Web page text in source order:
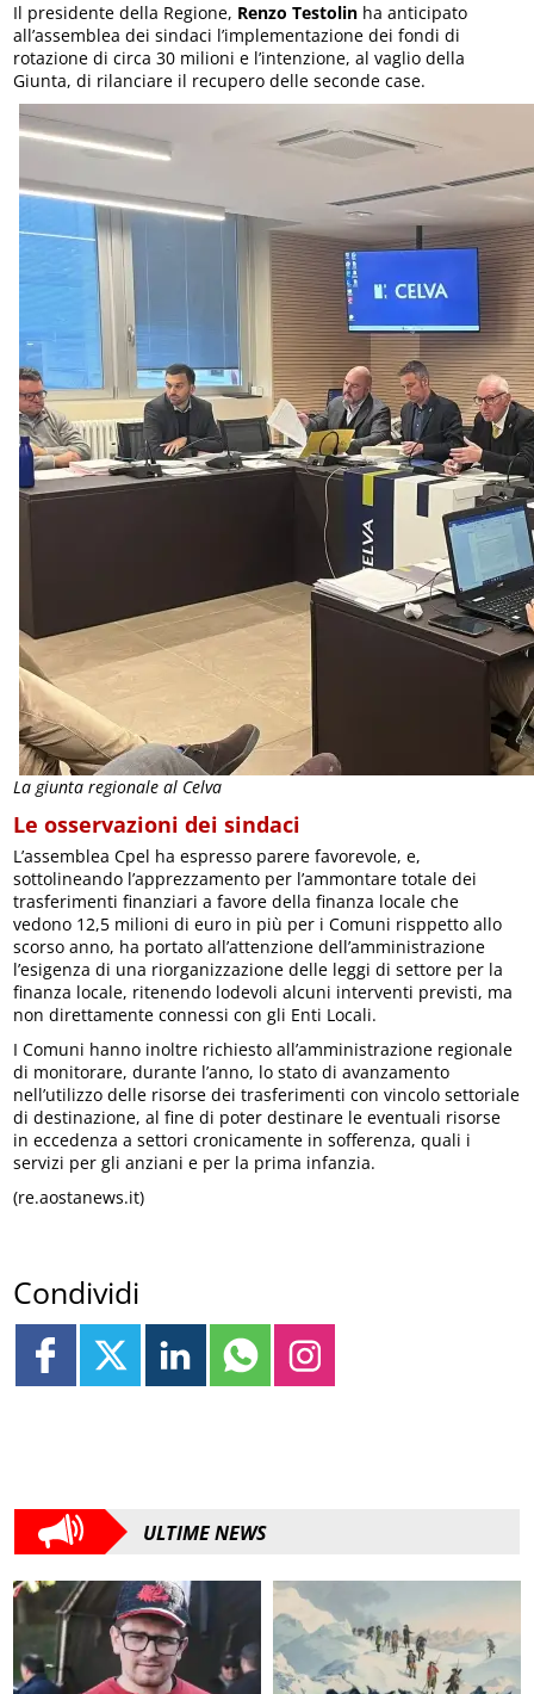
Il presidente della Regione, Renzo Testolin ha anticipato
all’assemblea dei sindaci l’implementazione dei fondi di
rotazione di circa 30 milioni e l’intenzione, al vaglio della
Giunta, di rilanciare il recupero delle seconde case.
La giunta regionale al Celva
Le osservazioni dei sindaci
L’assemblea Cpel ha espresso parere favorevole, e,
sottolineando l’apprezzamento per l’ammontare totale dei
trasferimenti finanziari a favore della finanza locale che
vedono 12,5 milioni di euro in più per i Comuni risppetto allo
scorso anno, ha portato all’attenzione dell’amministrazione
l’esigenza di una riorganizzazione delle leggi di settore per la
finanza locale, ritenendo lodevoli alcuni interventi previsti, ma
non direttamente connessi con gli Enti Locali.
I Comuni hanno inoltre richiesto all’amministrazione regionale
di monitorare, durante l’anno, lo stato di avanzamento
nell’utilizzo delle risorse dei trasferimenti con vincolo settoriale
di destinazione, al fine di poter destinare le eventuali risorse
in eccedenza a settori cronicamente in sofferenza, quali i
servizi per gli anziani e per la prima infanzia.
(re.aostanews.it)
Condividi
ULTIME NEWS